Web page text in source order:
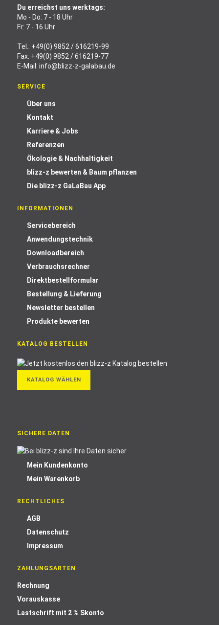
Du erreichst uns werktags:
Mo - Do: 7 - 18 Uhr
Fr: 7 - 16 Uhr
Tel.: +49(0) 9852 / 616219-99
Fax: +49(0) 9852 / 616219-77
E-Mail: info@blizz-z-galabau.de
SERVICE
Über uns
Kontakt
Karriere & Jobs
Referenzen
Ökologie & Nachhaltigkeit
blizz-z bewerten & Baum pflanzen
Die blizz-z GaLaBau App
INFORMATIONEN
Servicebereich
Anwendungstechnik
Downloadbereich
Verbrauchsrechner
Direktbestellformular
Bestellung & Lieferung
Newsletter bestellen
Produkte bewerten
KATALOG BESTELLEN
KATALOG WÄHLEN
SICHERE DATEN
Mein Kundenkonto
Mein Warenkorb
RECHTLICHES
AGB
Datenschutz
Impressum
ZAHLUNGSARTEN
Rechnung
Vorauskasse
Lastschrift mit 2 % Skonto